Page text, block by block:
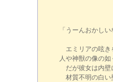
「うーんおかしい
エミリアの呟き
人や神獣の像の
だが彼女は内壁
材質不明の白い